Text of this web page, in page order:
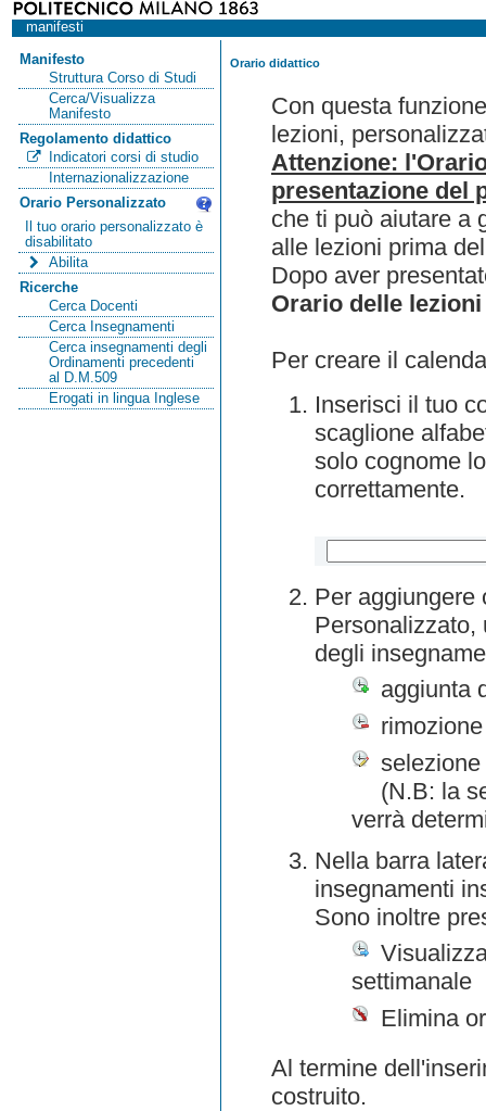
manifesti
Manifesto
Struttura Corso di Studi
Cerca/Visualizza
Manifesto
Regolamento didattico
Indicatori corsi di studio
Internazionalizzazione
Orario Personalizzato
Il tuo orario personalizzato è
disabilitato
Abilita
Ricerche
Cerca Docenti
Cerca Insegnamenti
Cerca insegnamenti degli
Ordinamenti precedenti
al D.M.509
Erogati in lingua Inglese
Orario didattico
Con questa
lezioni,
Attenzione:
presentazione del
che ti può aiutare a
alle lezioni prima
Dopo aver
Orario delle lezioni
Per creare il
Inserisci il tuo
scaglione
solo cognome
correttamente.
Per aggiungere
Personalizzato,
degli
aggiunta
(N.B: la
verrà
Nella barra
insegnamenti
Sono inoltre
settimanale
Elimina
Al termine
costruito.